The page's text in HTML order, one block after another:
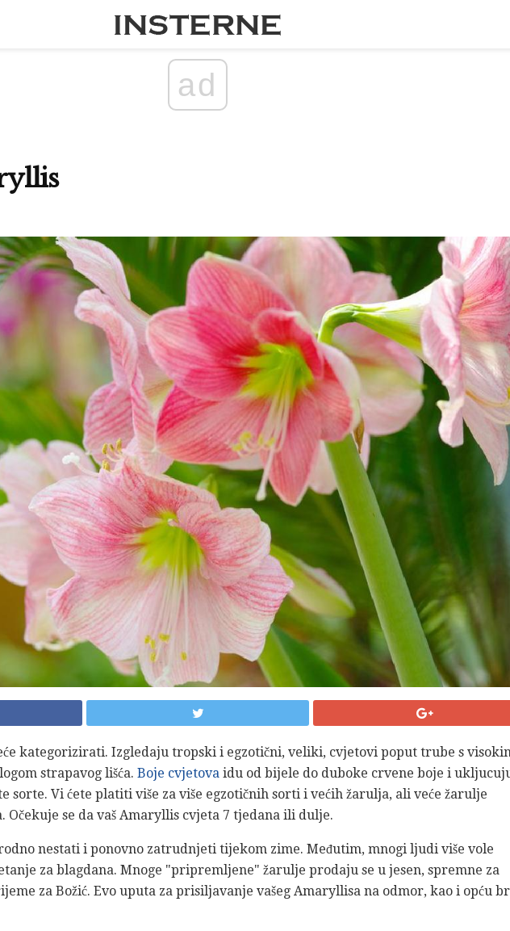
ad
kategorizirati. Izgledaju tropski i egzotični, veliki, cvjetovi poput trube s
strapavog lišća. Boje cvjetova idu od bijele do duboke crvene boje i
sorte. Vi ćete platiti više za više egzotičnih sorti i većih žarulja, ali veće žarulje
Očekuje se da vaš Amaryllis cvjeta 7 tjedana ili dulje.
nestati i ponovno zatrudnjeti tijekom zime. Međutim, mnogi ljudi više vole
za blagdana. Mnoge "pripremljene" žarulje prodaju se u jesen, spremne za
za Božić. Evo uputa za prisiljavanje vašeg Amaryllisa na odmor, kao i opću